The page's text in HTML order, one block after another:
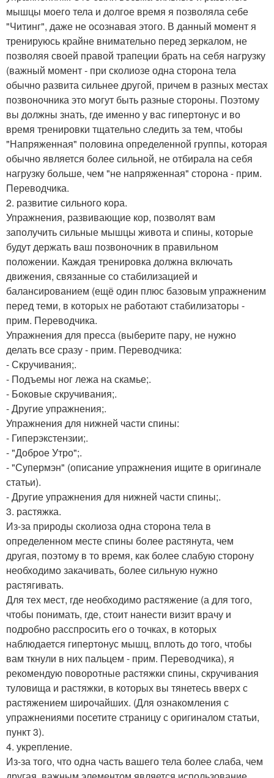
мышцы моего тела и долгое время я позволяла себе
"Читинг", даже не осознавая этого. В данный момент я
тренируюсь крайне внимательно перед зеркалом, не
позволяя своей правой трапеции брать на себя нагрузку
(важный момент - при сколиозе одна сторона тела
обычно развита сильнее другой, причем в разных местах
позвоночника это могут быть разные стороны. Поэтому
вы должны знать, где именно у вас гипертонус и во
время тренировки тщательно следить за тем, чтобы
"Напряженная" половина определенной группы, которая
обычно является более сильной, не отбирала на себя
нагрузку больше, чем "не напряженная" сторона - прим.
Переводчика.
2. развитие сильного кора.
Упражнения, развивающие кор, позволят вам
заполучить сильные мышцы живота и спины, которые
будут держать ваш позвоночник в правильном
положении. Каждая тренировка должна включать
движения, связанные со стабилизацией и
балансированием (ещё один плюс базовым упражненим
перед теми, в которых не работают стабилизаторы -
прим. Переводчика.
Упражнения для пресса (выберите пару, не нужно
делать все сразу - прим. Переводчика:
- Скручивания;.
- Подъемы ног лежа на скамье;.
- Боковые скручивания;.
- Другие упражнения;.
Упражнения для нижней части спины:
- Гиперэкстензии;.
- "Доброе Утро";.
- "Супермэн" (описание упражнения ищите в оригинале
статьи).
- Другие упражнения для нижней части спины;.
3. растяжка.
Из-за природы сколиоза одна сторона тела в
определенном месте спины более растянута, чем
другая, поэтому в то время, как более слабую сторону
необходимо закачивать, более сильную нужно
растягивать.
Для тех мест, где необходимо растяжение (а для того,
чтобы понимать, где, стоит нанести визит врачу и
подробно расспросить его о точках, в которых
наблюдается гипертонус мышц, вплоть до того, чтобы
вам ткнули в них пальцем - прим. Переводчика), я
рекомендую поворотные растяжки спины, скручивания
туловища и растяжки, в которых вы тянетесь вверх с
растяжением широчайших. (Для ознакомления с
упражнениями посетите страницу с оригиналом статьи,
пункт 3).
4. укрепление.
Из-за того, что одна часть вашего тела более слаба, чем